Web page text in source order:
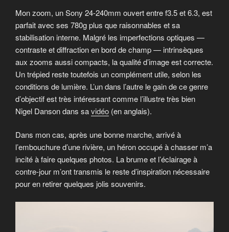
Mon zoom, un Sony 24-240mm ouvert entre f3.5 et 6.3, est
parfait avec ses 780g plus que raisonnables et sa
stabilisation interne. Malgré les imperfections optiques —
contraste et diffraction en bord de champ — intrinsèques
aux zooms aussi compacts, la qualité d’image est correcte.
Un trépied reste toutefois un complément utile, selon les
conditions de lumière. L’un dans l’autre le gain de ce genre
d’objectif est très intéressant comme l’illustre très bien
Nigel Danson dans savidéo (en anglais).
Dans mon cas, après une bonne marche, arrivé à
l’embouchure d’une rivière, un héron occupé à chasser m’a
incité à faire quelques photos. La brume et l’éclairage à
contre-jour m’ont transmis le reste d’inspiration nécessaire
pour en retirer quelques jolis souvenirs.